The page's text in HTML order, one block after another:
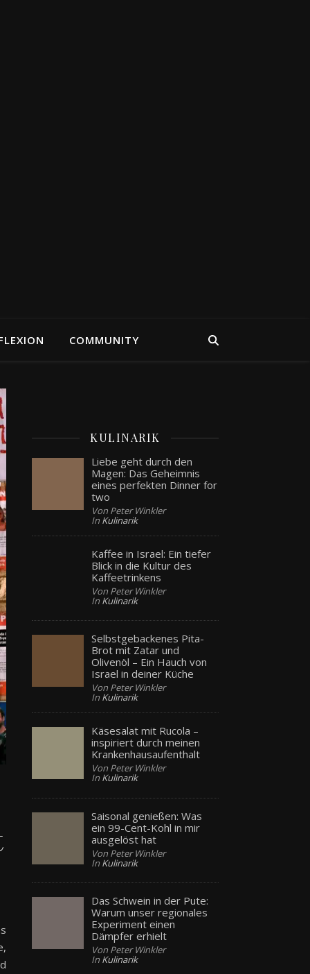
COMMUNITY
KULINARIK
Liebe geht durch den
Magen: Das Geheimnis
eines perfekten Dinner for
two
Von Peter Winkler
In Kulinarik
Kaffee in Israel: Ein tiefer
Blick in die Kultur des
Kaffeetrinkens
Von Peter Winkler
In Kulinarik
Selbstgebackenes Pita-
Brot mit Zatar und
Olivenöl – Ein Hauch von
Israel in deiner Küche
Von Peter Winkler
In Kulinarik
Käsesalat mit Rucola –
inspiriert durch meinen
Krankenhausaufenthalt
Von Peter Winkler
In Kulinarik
Saisonal genießen: Was
ein 99-Cent-Kohl in mir
ausgelöst hat
Von Peter Winkler
In Kulinarik
Das Schwein in der Pute:
Warum unser regionales
Experiment einen
Dämpfer erhielt
Von Peter Winkler
In Kulinarik